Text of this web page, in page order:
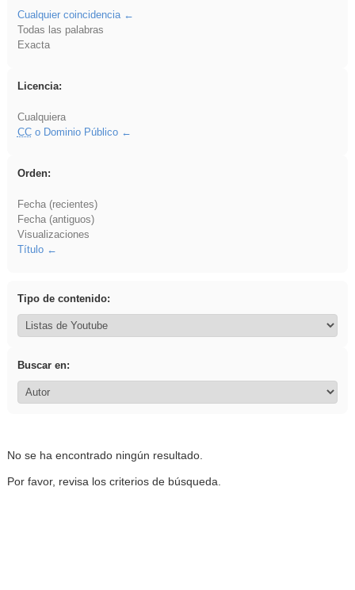
Cualquier coincidencia
Todas las palabras
Exacta
Licencia:
Cualquiera
CCo Dominio Público
Orden:
Fecha (recientes)
Fecha (antiguos)
Visualizaciones
Título
Tipo de contenido:
Buscar en:
No se ha encontrado ningún resultado.
Por favor, revisa los criterios de búsqueda.